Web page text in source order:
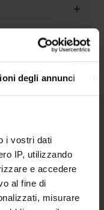
degli annunci
i vostri dati
IP, utilizzando
e accedere
al fine di
misurare